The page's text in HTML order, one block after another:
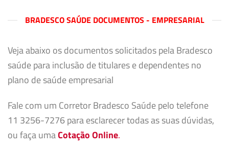
BRADESCO SAÚDE DOCUMENTOS - EMPRESARIAL
Veja abaixo os documentos solicitados pela Bradesco
saúde para inclusão de titulares e dependentes no
plano de saúde empresarial
Fale com um Corretor Bradesco Saúde pelo telefone
11 3256-7276 para esclarecer todas as suas dúvidas,
ou faça umaCotação Online.